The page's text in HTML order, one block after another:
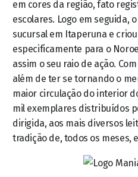
em cores da região, fato
escolares. Logo em seguida,
sucursal em Itaperuna e
especificamente para o
assim o seu raio de ação.
além de ter se tornando o
maior circulação do interior
mil exemplares distribuídos
dirigida, aos mais diversos
tradição de, todos os meses,